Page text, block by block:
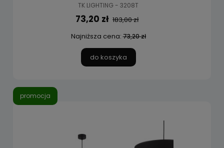
TK LIGHTING - 3208T
73,20 zł 183,00 zł
Najniższa cena:73,20 zł
do koszyka
promocja